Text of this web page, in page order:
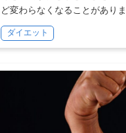
ど変わらなくなることがあり
ダイエット